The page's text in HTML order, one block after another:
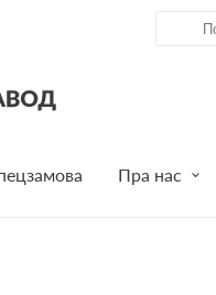
Пра нас